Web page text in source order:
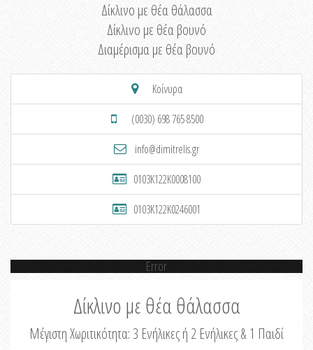
Δίκλινο με θέα θάλασσα
Δίκλινο με θέα βουνό
Διαμέρισμα με θέα βουνό
Κοίνυρα
(0030) 698 765 8500
info@dimitrelis.gr
0103K122K0008100
0103K122K0246001
Error
Δίκλινο με θέα θάλασσα
Μέγιστη Χωριτικότητα: 3 Ενήλικες ή 2 Ενήλικες & 1 Παιδί